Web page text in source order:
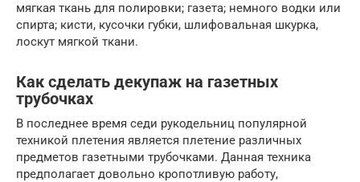
мягкая ткань для полировки; газета; немного водки или
спирта; кисти, кусочки губки, шлифовальная шкурка,
лоскут мягкой ткани.
Как сделать декупаж на газетных
трубочках
В последнее время седи рукодельниц популярной
техникой плетения является плетение различных
предметов газетными трубочками. Данная техника
предполагает довольно кропотливую работу,